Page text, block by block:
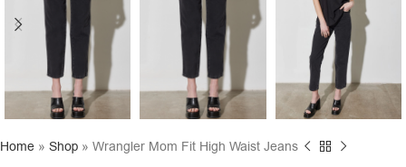
Home » Shop » Wrangler Mom Fit High Waist Jeans